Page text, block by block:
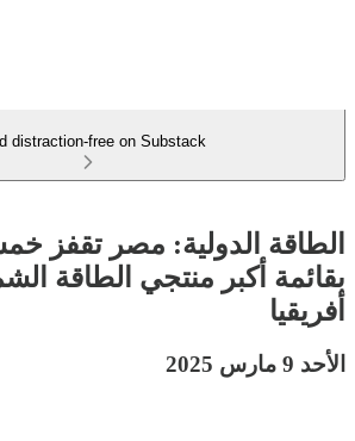
distraction-free on Substack
الطاقة الدولية: مصر تقفز
بقائمة أكبر منتجي الطاقة
أفريقيا
الأحد 9 مارس 2025